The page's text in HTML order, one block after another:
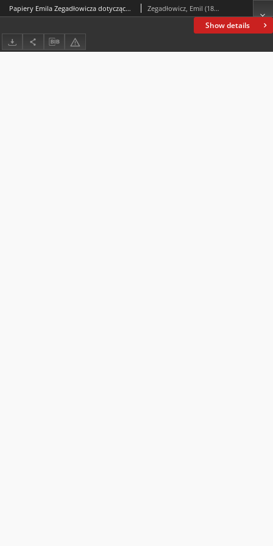
Show details
Papiery Emila Zegadłowicza dotyczące Ministerstwa Sztuki i Kultury – pisma, które wyszły z MSiK Zegadłowicz, Emil (1888-1941)